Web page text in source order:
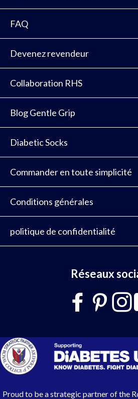
FAQ
Devenez revendeur
Collaboration RHS
Blog Gentle Grip
Diabetic Socks
Commander en toute simplicité
Conditions générales
politique de confidentialité
Réseaux
Proud to be a strategic partner of the